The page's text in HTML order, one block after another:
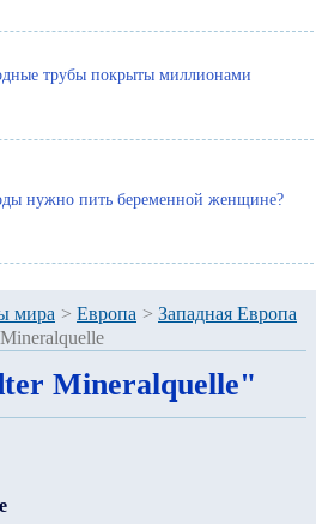
трубы покрыты миллионами
нужно пить беременной женщине?
мира > Европа > Западная Европа
Mineralquelle"